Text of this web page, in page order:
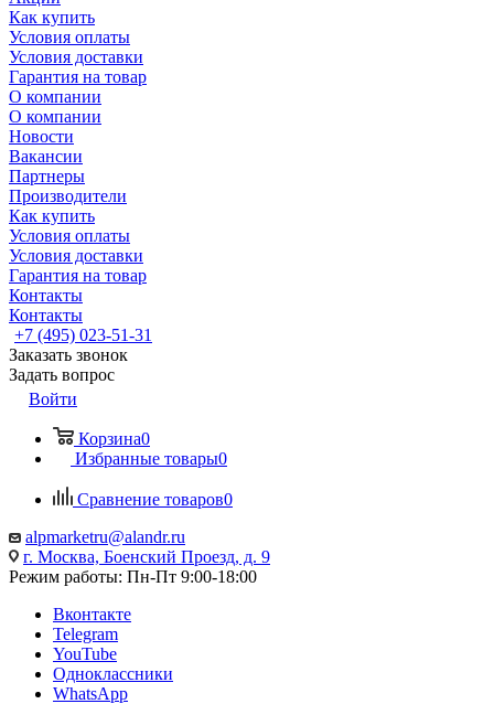
Как купить
Условия оплаты
Условия доставки
Гарантия на товар
О компании
О компании
Новости
Вакансии
Партнеры
Производители
Как купить
Условия оплаты
Условия доставки
Гарантия на товар
Контакты
Контакты
+7 (495) 023-51-31
Заказать звонок
Задать вопрос
Войти
Корзина0
Избранные товары0
Сравнение товаров0
alpmarketru@alandr.ru
г. Москва, Боенский Проезд, д. 9
Режим работы: Пн-Пт 9:00-18:00
Вконтакте
Telegram
YouTube
Одноклассники
WhatsApp